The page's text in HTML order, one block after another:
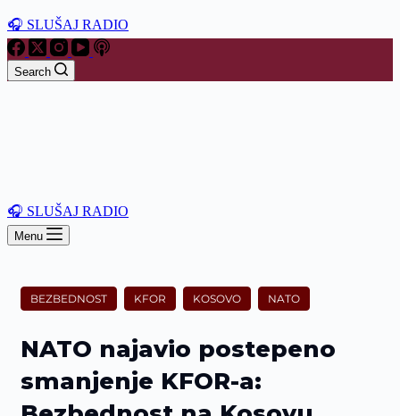
🎧 SLUŠAJ RADIO
Search
🎧 SLUŠAJ RADIO
Menu
BEZBEDNOST KFOR KOSOVO NATO
NATO najavio postepeno
smanjenje KFOR-a: